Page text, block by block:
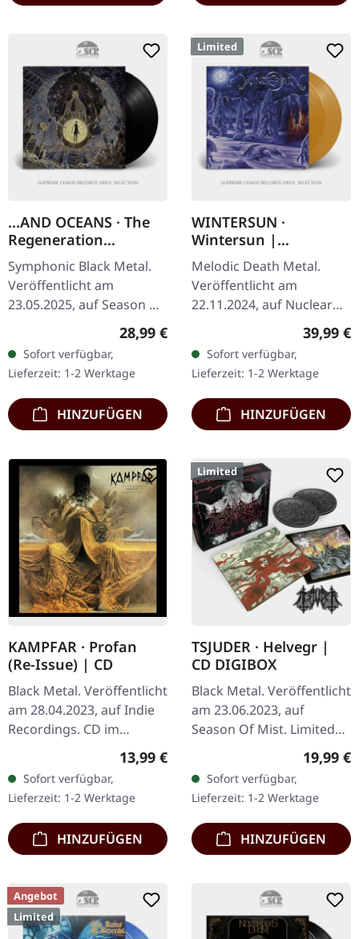
...AND OCEANS · The
Regeneration
Itinerary | BLACK LP
Symphonic Black Metal.
Veröffentlicht am
23.05.2025, auf Season Of
Mist. Schwarzes 12" Vinyl,
Gatefold-Cover mit
Pantone-Bronze- und
Silberdruck,…
Regulärer Preis:
28,99 €
Sofort verfügbar,
Lieferzeit: 1-2 Werktage
HINZUFÜGEN
Limited
WINTERSUN ·
Wintersun |
TRANSPARENT
ORANGE 2LP
Melodic Death Metal.
Veröffentlicht am
22.11.2024, auf Nuclear
Blast Records. Limitierte
transparentem orangem
Doppelvinyl. "Wintersun",
…
39,99 €
Sofort verfügbar,
Lieferzeit: 1-2 Werktage
HINZUFÜGEN
KAMPFAR · Profan
(Re-Issue) | CD
Black Metal. Veröffentlicht
am 28.04.2023, auf Indie
Recordings. CD im
Jewelcase. Profan von
Kampfar stellt einen
eindrucksvollen Beitrag
zur…
Regulärer Preis:
13,99 €
Sofort verfügbar,
Lieferzeit: 1-2 Werktage
HINZUFÜGEN
Limited
TSJUDER · Helvegr |
CD DIGIBOX
Black Metal. Veröffentlicht
am 23.06.2023, auf
Season Of Mist. Limited
Digibox enthält CD &
Lederuntersetzer &
Metal-Pin. "Helvegr"…
19,99 €
Sofort verfügbar,
Lieferzeit: 1-2 Werktage
HINZUFÜGEN
Angebot
Limited